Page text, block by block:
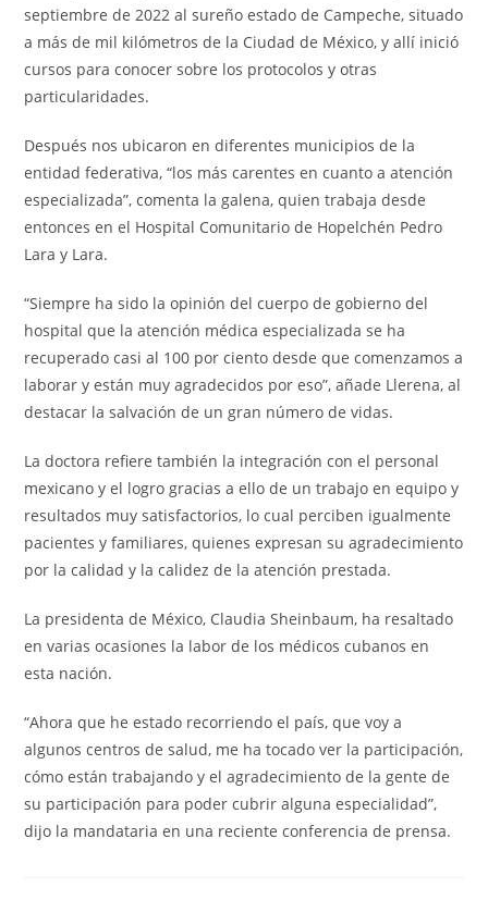
septiembre de 2022 al sureño estado de Campeche, situado
a más de mil kilómetros de la Ciudad de México, y allí inició
cursos para conocer sobre los protocolos y otras
particularidades.
Después nos ubicaron en diferentes municipios de la
entidad federativa, “los más carentes en cuanto a atención
especializada”, comenta la galena, quien trabaja desde
entonces en el Hospital Comunitario de Hopelchén Pedro
Lara y Lara.
“Siempre ha sido la opinión del cuerpo de gobierno del
hospital que la atención médica especializada se ha
recuperado casi al 100 por ciento desde que comenzamos a
laborar y están muy agradecidos por eso”, añade Llerena, al
destacar la salvación de un gran número de vidas.
La doctora refiere también la integración con el personal
mexicano y el logro gracias a ello de un trabajo en equipo y
resultados muy satisfactorios, lo cual perciben igualmente
pacientes y familiares, quienes expresan su agradecimiento
por la calidad y la calidez de la atención prestada.
La presidenta de México, Claudia Sheinbaum, ha resaltado
en varias ocasiones la labor de los médicos cubanos en
esta nación.
“Ahora que he estado recorriendo el país, que voy a
algunos centros de salud, me ha tocado ver la participación,
cómo están trabajando y el agradecimiento de la gente de
su participación para poder cubrir alguna especialidad”,
dijo la mandataria en una reciente conferencia de prensa.